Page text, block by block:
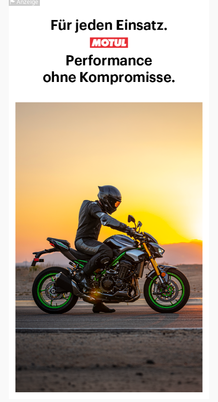
Anzeige
Cookie Laufzeit:
EXTERNE MEDIEN
Um Inhalte von Videoplattformen und
Google Maps
Anbieter:
Google